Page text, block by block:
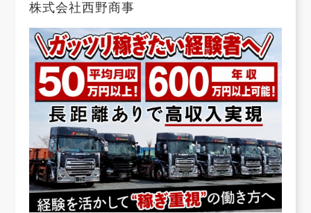
株式会社西野商事